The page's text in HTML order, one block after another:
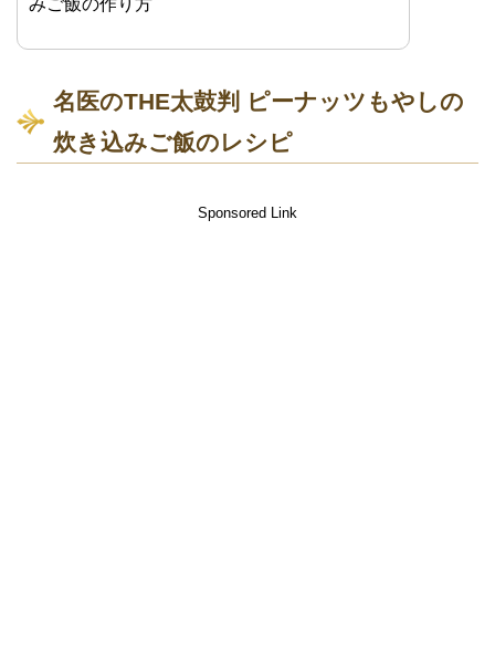
みご飯の作り方
名医のTHE太鼓判 ピーナッツもやしの
炊き込みご飯のレシピ
Sponsored Link